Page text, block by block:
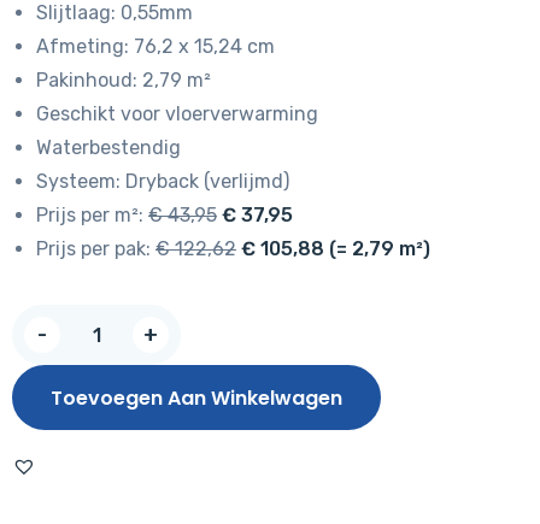
€ 43,95.€ 37,95.
Slijtlaag: 0,55mm
Afmeting: 76,2 x 15,24 cm
Pakinhoud: 2,79 m²
Geschikt voor vloerverwarming
Waterbestendig
Systeem: Dryback (verlijmd)
Prijs per m²: € 43,95 € 37,95
Prijs per pak: € 122,62 € 105,88 (= 2,79 m²)
-
V4
Gotham
Oak
+
Toevoegen Aan Winkelwagen